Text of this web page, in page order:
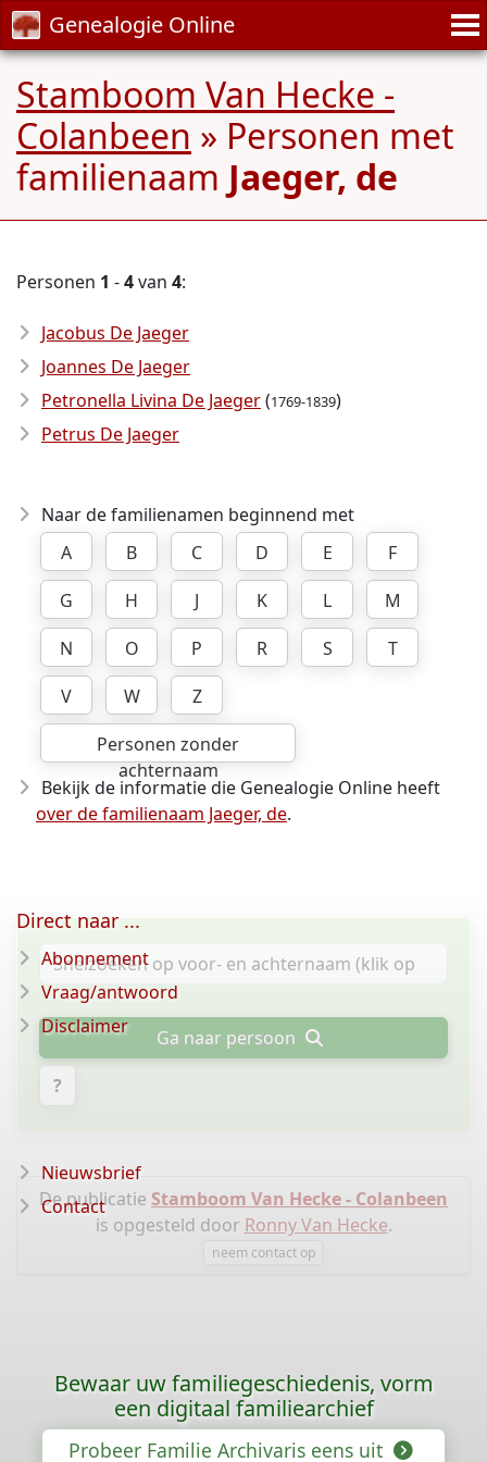
Genealogie Online
Stamboom Van Hecke -
Colanbeen » Personen met
familienaam Jaeger, de
Personen 1 -4van 4:
Jacobus De Jaeger
Joannes De Jaeger
Petronella Livina De Jaeger(1769-1839)
Petrus De Jaeger
Naar de familienamen beginnend met
A
B C D E
F
G
H J K L
M
N
O P R S
T
V
W
Z
Personen zonder
achternaam
Bekijk de informatie die Genealogie Online heeft
over de familienaam Jaeger, de.
Ga naar persoon
?
De publicatie Stamboom Van Hecke - Colanbeen
is opgesteld door Ronny Van Hecke.
neem contact op
Direct naar ...
Abonnement
Vraag/antwoord
Disclaimer
Nieuwsbrief
Contact
Bewaar uw familiegeschiedenis, vorm
een digitaal familiearchief
Probeer Familie Archivaris eens uit